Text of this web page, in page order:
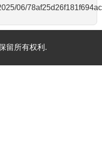
06/
留所有权利.